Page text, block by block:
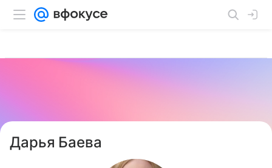
Дарья Баева